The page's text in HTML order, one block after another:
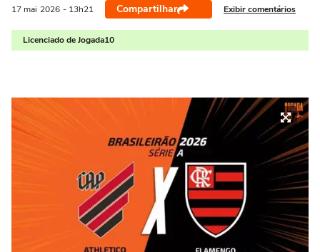
17 mai 2026 - 13h21 Compartilhar Exibir comentários
Licenciado de Jogada10